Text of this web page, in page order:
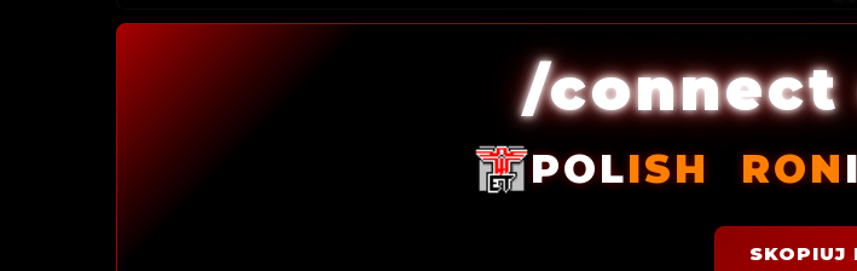
/
POLISH RON
SKOPIUJ